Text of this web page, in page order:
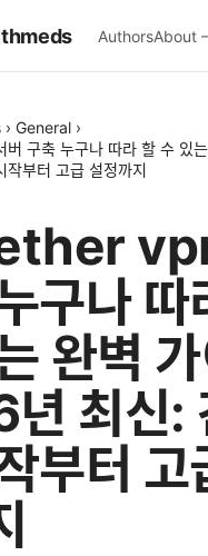
AuthorsAbout
› General ›
구축 누구나 따라 할 수 있
작부터 고급 설정까지
구나 따
완벽
최신:
부터 고